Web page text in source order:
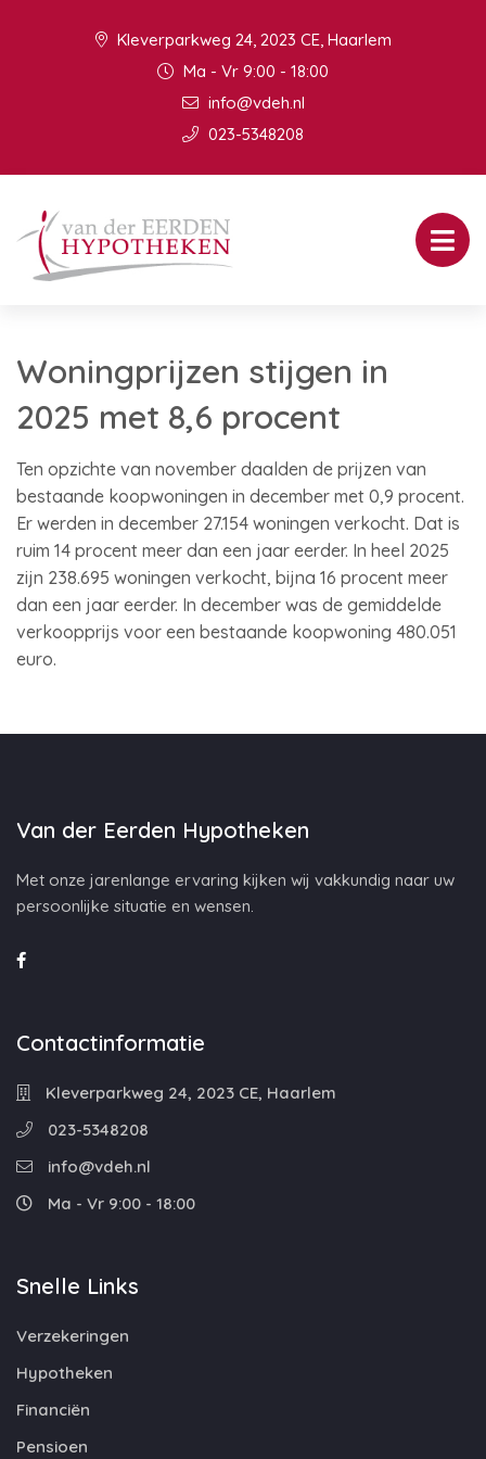
Kleverparkweg 24, 2023 CE, Haarlem
Ma - Vr 9:00 - 18:00
info@vdeh.nl
023-5348208
Woningprijzen stijgen in
2025 met 8,6 procent
Ten opzichte van november daalden de prijzen van
bestaande koopwoningen in december met 0,9 procent.
Er werden in december 27.154 woningen verkocht. Dat is
ruim 14 procent meer dan een jaar eerder. In heel 2025
zijn 238.695 woningen verkocht, bijna 16 procent meer
dan een jaar eerder. In december was de gemiddelde
verkoopprijs voor een bestaande koopwoning 480.051
euro.
Van der Eerden Hypotheken
Met onze jarenlange ervaring kijken wij vakkundig naar uw
persoonlijke situatie en wensen.
Contactinformatie
Kleverparkweg 24, 2023 CE, Haarlem
023-5348208
info@vdeh.nl
Ma - Vr 9:00 - 18:00
Snelle Links
Verzekeringen
Hypotheken
Financiën
Pensioen